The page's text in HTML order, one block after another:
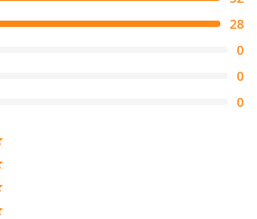
28
0
0
0